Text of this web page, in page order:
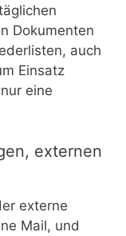
Dokumenten
auch
Einsatz
eine
externen
externe
Mail, und